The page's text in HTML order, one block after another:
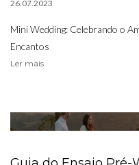
26.07.2023
Mini Wedding: Celebrando o
Encantos
Ler mais